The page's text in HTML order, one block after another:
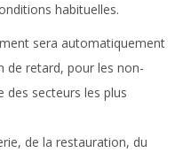
habituelles.
sera automatiquement
de retard, pour les non-
des secteurs les plus
de la restauration, du